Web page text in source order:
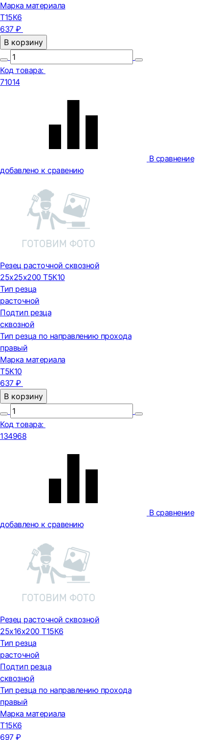
Марка материала
Т15К6
637 ₽
В корзину
Код товара:
71014
В сравнение
добавлено к сравению
Резец расточной сквозной
25х25х200 Т5К10
Тип резца
расточной
Подтип резца
сквозной
Тип резца по направлению прохода
правый
Марка материала
Т5К10
637 ₽
В корзину
Код товара:
134968
В сравнение
добавлено к сравению
Резец расточной сквозной
25х16х200 Т15К6
Тип резца
расточной
Подтип резца
сквозной
Тип резца по направлению прохода
правый
Марка материала
Т15К6
697 ₽